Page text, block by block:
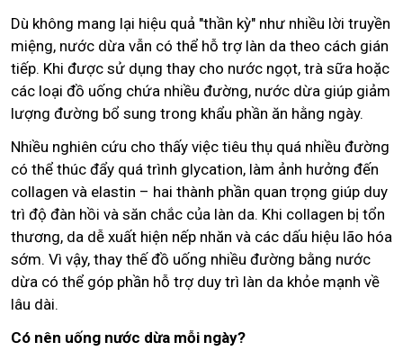
Dù không mang lại hiệu quả "thần kỳ" như nhiều lời truyền
miệng, nước dừa vẫn có thể hỗ trợ làn da theo cách gián
tiếp. Khi được sử dụng thay cho nước ngọt, trà sữa hoặc
các loại đồ uống chứa nhiều đường, nước dừa giúp giảm
lượng đường bổ sung trong khẩu phần ăn hằng ngày.
Nhiều nghiên cứu cho thấy việc tiêu thụ quá nhiều đường
có thể thúc đẩy quá trình glycation, làm ảnh hưởng đến
collagen và elastin – hai thành phần quan trọng giúp duy
trì độ đàn hồi và săn chắc của làn da. Khi collagen bị tổn
thương, da dễ xuất hiện nếp nhăn và các dấu hiệu lão hóa
sớm. Vì vậy, thay thế đồ uống nhiều đường bằng nước
dừa có thể góp phần hỗ trợ duy trì làn da khỏe mạnh về
lâu dài.
Có nên uống nước dừa mỗi ngày?